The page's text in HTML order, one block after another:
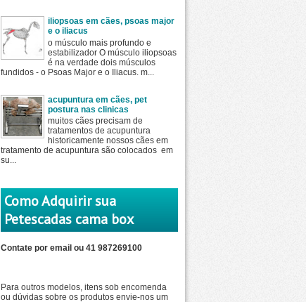
iliopsoas em cães, psoas major
e o iliacus
o músculo mais profundo e
estabilizador O músculo iliopsoas
é na verdade dois músculos
fundidos - o Psoas Major e o Iliacus. m...
acupuntura em cães, pet
postura nas clinicas
muitos cães precisam de
tratamentos de acupuntura
historicamente nossos cães em
tratamento de acupuntura são colocados em
su...
Como Adquirir sua
Petescadas cama box
Contate por email ou 41 987269100
Para outros modelos, itens sob encomenda
ou dúvidas sobre os produtos envie-nos um